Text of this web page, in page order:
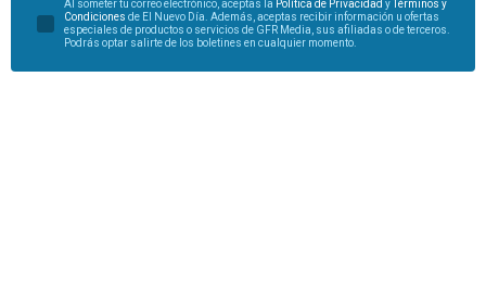
Al someter tu correo electrónico, aceptas la Política de Privacidad yTérminos y
Condiciones de El Nuevo Día. Además, aceptas recibir información u ofertas
especiales de productos o servicios de GFR Media, sus afiliadas o de terceros.
Podrás optar salirte de los boletines en cualquier momento.